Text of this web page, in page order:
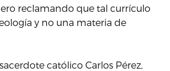
reclamando que tal currículo
y no una materia de
católico Carlos Pérez,